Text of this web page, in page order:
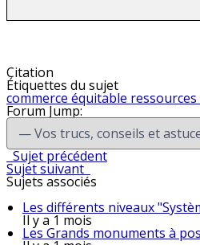
Citation
Étiquettes du sujet
commerce équitable ressources
Forum Jump:
Sujet précédent
Sujet suivant
Sujets associés
Les différents niveaux
Il y a 1 mois
Les Grands monuments à